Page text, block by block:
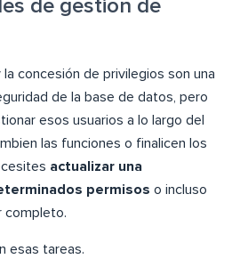
de gestión de
concesión de privilegios son una
de la base de datos, pero
esos usuarios a lo largo del
las funciones o finalicen los
actualizar una
permisos o incluso
completo.
esas tareas.